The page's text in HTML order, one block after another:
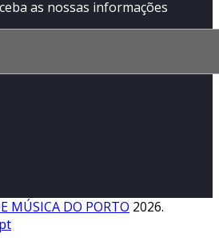
as nossas informações
MÚSICA DO PORTO 2026.